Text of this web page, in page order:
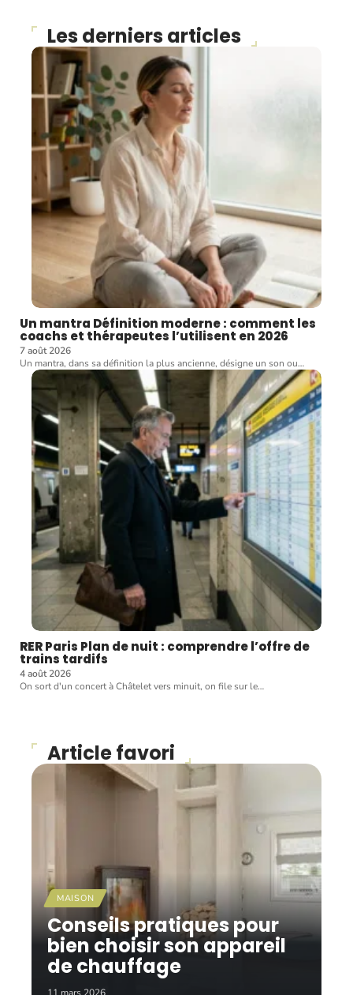
Les derniers articles
Un mantra Définition moderne : comment les
coachs et thérapeutes l’utilisent en 2026
7 août 2026
Un mantra, dans sa définition la plus ancienne, désigne un son ou…
RER Paris Plan de nuit : comprendre l’offre de
trains tardifs
4 août 2026
On sort d'un concert à Châtelet vers minuit, on file sur le…
Article favori
MAISON
Conseils pratiques pour
bien choisir son appareil
de chauffage